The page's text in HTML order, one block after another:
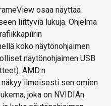
osaa näyttää
liittyviä lukuja. Ohjelma
koko näytönohjaimen
näytönohjaimen USB
AMD:n
ilmeisesti sen omien
joka on NVIDIAn